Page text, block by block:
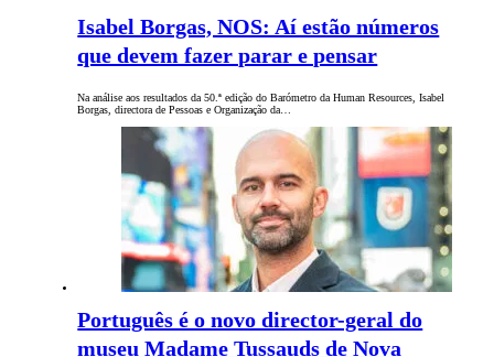
Isabel Borgas, NOS: Aí estão números
que devem fazer parar e pensar
Na análise aos resultados da 50.ª edição do Barómetro da Human Resources, Isabel
Borgas, directora de Pessoas e Organização da…
Português é o novo director-geral do
museu Madame Tussauds de Nova